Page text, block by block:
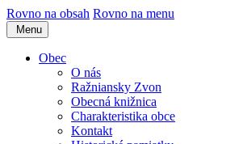
Rovno na obsah Rovno na menu
Menu
Obec
O nás
Ražniansky Zvon
Obecná knižnica
Charakteristika obce
Kontakt